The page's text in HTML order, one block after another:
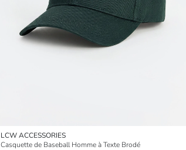
LCW ACCESSORIES
Casquette de Baseball Homme à Texte Brodé